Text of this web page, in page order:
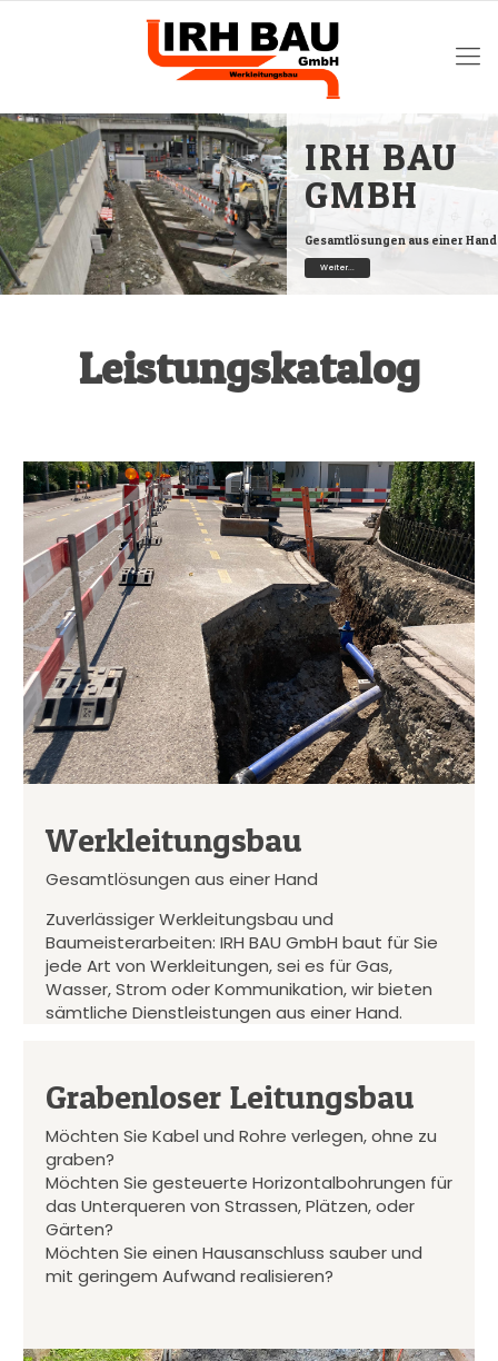
IRH BAU
GMBH
Gesamtlösungen aus einer
Weiter...
Leistungskatalog
Werkleitungsbau
Gesamtlösungen aus einer Hand
Zuverlässiger Werkleitungsbau und
Baumeisterarbeiten: IRH BAU GmbH baut für Sie
jede Art von Werkleitungen, sei es für Gas,
Wasser, Strom oder Kommunikation, wir bieten
sämtliche Dienstleistungen aus einer Hand.
Grabenloser Leitungsbau
Möchten Sie Kabel und Rohre verlegen, ohne zu
graben?
Möchten Sie gesteuerte Horizontalbohrungen für
das Unterqueren von Strassen, Plätzen, oder
Gärten?
Möchten Sie einen Hausanschluss sauber und
mit geringem Aufwand realisieren?